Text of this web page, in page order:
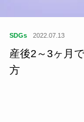
SDGs 2022.07.13
産後2～3ヶ月
方